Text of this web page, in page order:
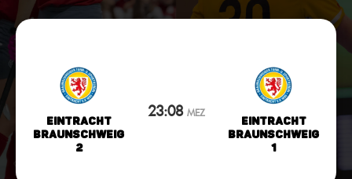
Eintracht
Braunschweig
2
23:08 MEZ
Eintracht
Braunschweig
1